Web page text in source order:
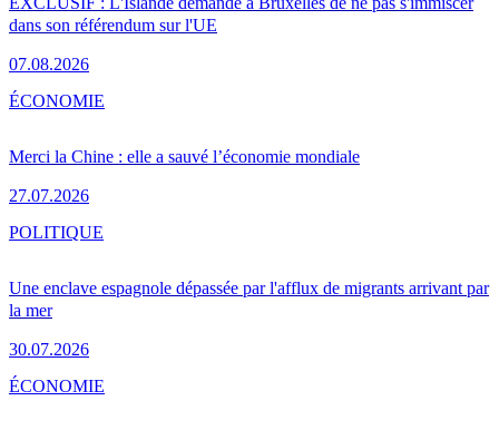
dans son référendum sur l'UE
07.08.2026
Merci la Chine : elle a sauvé l’économie mondiale
27.07.2026
ÉCONOMIE
Une enclave espagnole dépassée par l'afflux de migrants arrivant par
la mer
30.07.2026
POLITIQUE
ÉCONOMIE